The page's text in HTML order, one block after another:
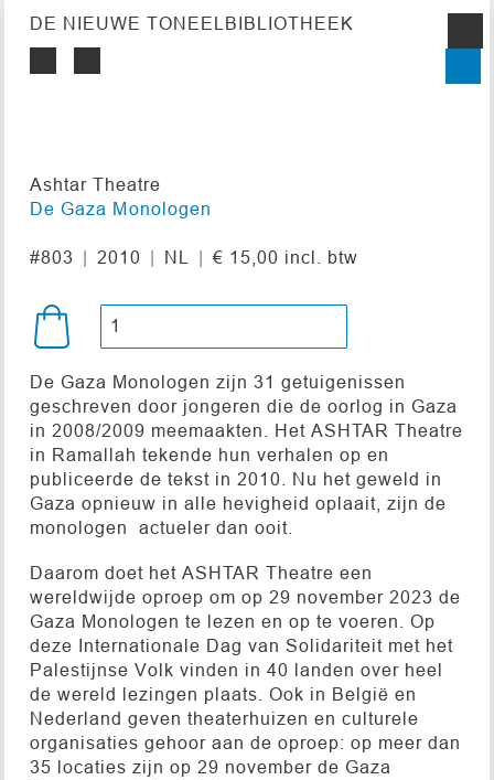
DE NIEUWE TONEELBIBLIOTHEEK
Ashtar Theatre
De Gaza Monologen
#803 2010 NL € 15,00 incl. btw
De Gaza Monologen zijn 31 getuigenissen
geschreven door jongeren die de oorlog in Gaza
in 2008/2009 meemaakten. Het ASHTAR Theatre
in Ramallah tekende hun verhalen op en
publiceerde de tekst in 2010. Nu het geweld in
Gaza opnieuw in alle hevigheid oplaait, zijn de
monologen actueler dan ooit.
Daarom doet het ASHTAR Theatre een
wereldwijde oproep om op 29 november 2023 de
Gaza Monologen te lezen en op te voeren. Op
deze Internationale Dag van Solidariteit met het
Palestijnse Volk vinden in 40 landen over heel
de wereld lezingen plaats. Ook in België en
Nederland geven theaterhuizen en culturele
organisaties gehoor aan de oproep: op meer dan
35 locaties zijn op 29 november de Gaza